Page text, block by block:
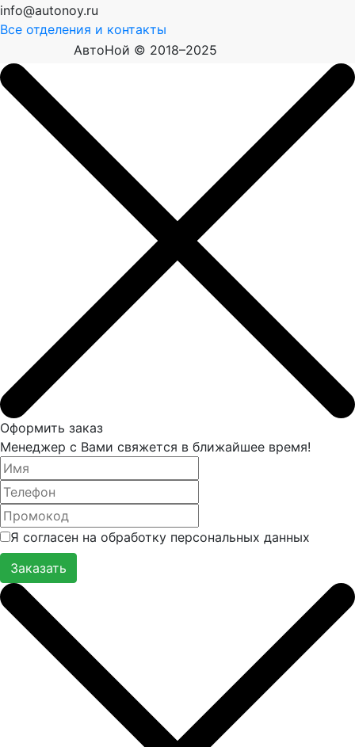
info@autonoy.ru
Все отделения и контакты
АвтоНой © 2018–2025
Оформить заказ
Менеджер с Вами свяжется в ближайшее время!
Я согласен на обработку персональных данных
Заказать